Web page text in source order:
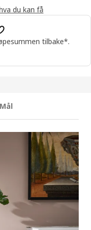
du kan få
tilbake*.
Mål